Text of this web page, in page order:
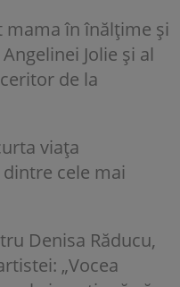
mama în înălțime și
Jolie și al
de la
viața
cele mai
Denisa Răducu,
„Vocea